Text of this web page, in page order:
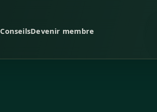
ConseilsDevenir membre